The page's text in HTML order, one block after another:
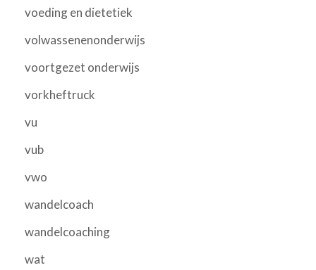
voeding en dietetiek
volwassenenonderwijs
voortgezet onderwijs
vorkheftruck
vu
vub
vwo
wandelcoach
wandelcoaching
wat